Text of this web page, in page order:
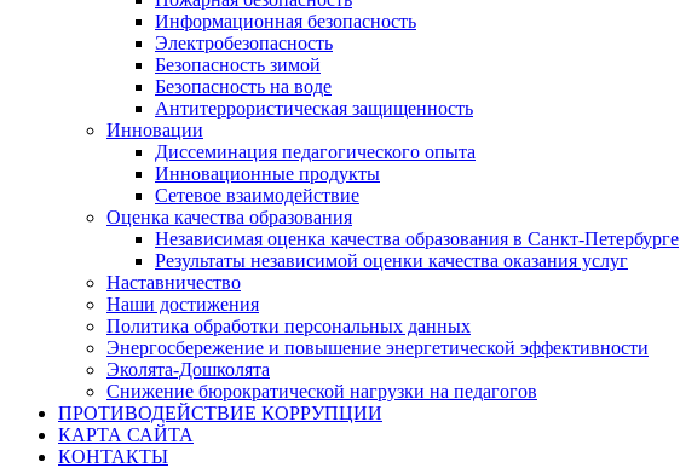
Информационная безопасность
Электробезопасность
Безопасность зимой
Безопасность на воде
Антитеррористическая защищенность
Инновации
Диссеминация педагогического опыта
Инновационные продукты
Сетевое взаимодействие
Оценка качества образования
Независимая оценка качества образования в Санкт-Петербурге
Результаты независимой оценки качества оказания услуг
Наставничество
Наши достижения
Политика обработки персональных данных
Энергосбережение и повышение энергетической эффективности
Эколята-Дошколята
Снижение бюрократической нагрузки на педагогов
ПРОТИВОДЕЙСТВИЕ КОРРУПЦИИ
КАРТА САЙТА
КОНТАКТЫ